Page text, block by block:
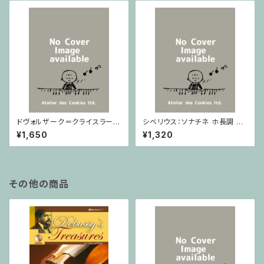
ドヴォルザーク＝クライスラー：
スラヴ幻想曲 ロ短調 from Op.
55-4, Op.75 / ヴァイオリンと
ピアノ
¥1,650
シベリウス：ソナチネ ホ長調 O
p.80 / ヴァイオリンとピアノ
¥1,320
その他の商品